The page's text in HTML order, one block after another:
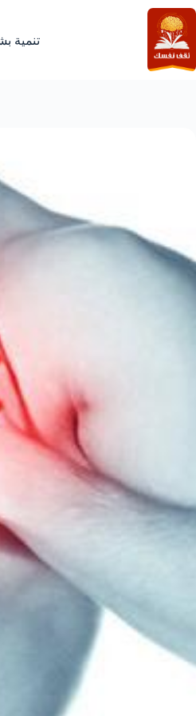
التجاوز
إلى
المحتوى
تنمية